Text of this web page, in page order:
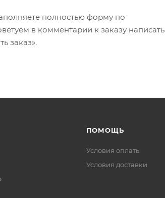
полностью форму по
в комментарии к заказу написать
заказ».
ПОМОЩЬ
Условия оплаты
Условия доставки